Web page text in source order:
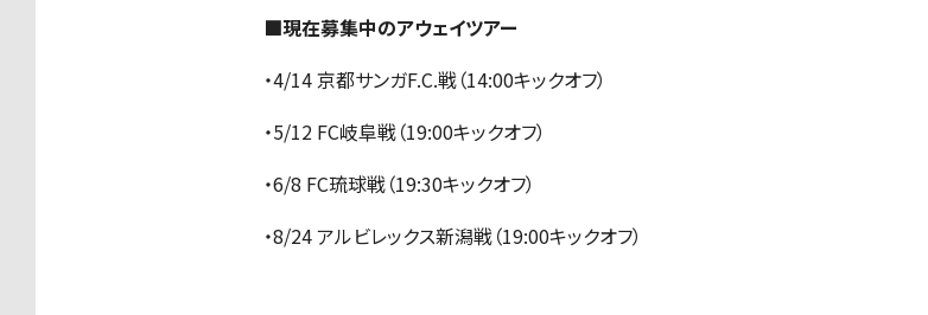
■現在募集中のアウェイツアー
・4/14 京都サンガF.C.戦（14:00キックオフ）
・5/12 FC岐阜戦（19:00キックオフ）
・6/8 FC琉球戦（19:30キックオフ）
・8/24 アルビレックス新潟戦（19:00キックオフ）